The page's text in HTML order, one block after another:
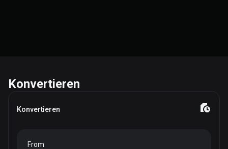
Konvertieren
Konvertieren
From